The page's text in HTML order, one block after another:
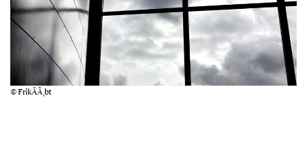
© FrikÃÂ¸bt